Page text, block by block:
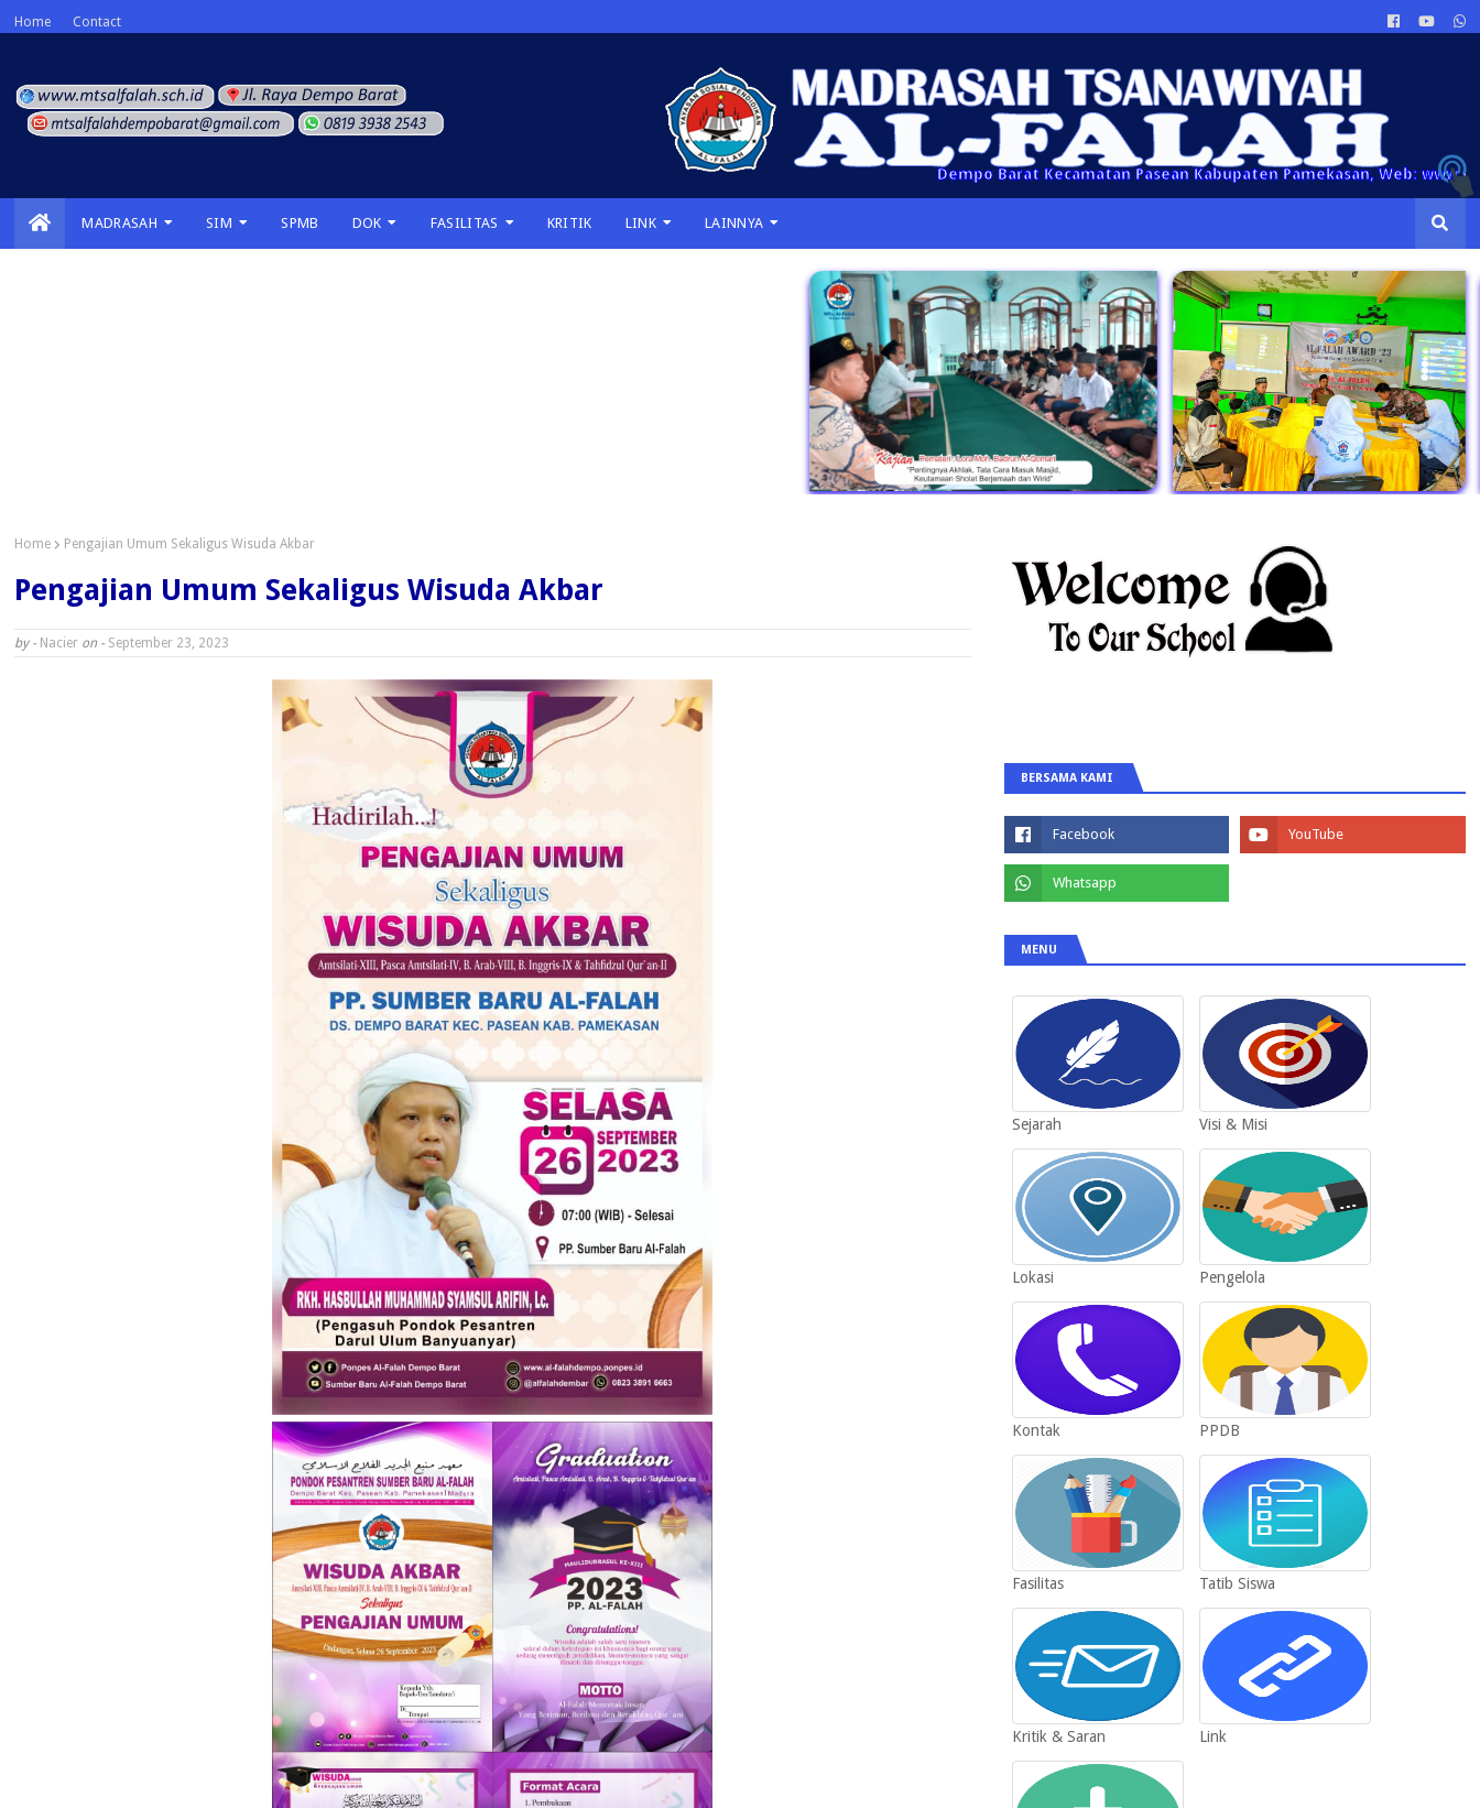
Home Contact
Dempo Barat Kecamatan Pasean Kabupaten Pamekasan, Web:
MADRASAH SIM SPMB DOK FASILITAS KRITIK LINK LAINNYA
Home Pengajian Umum Sekaligus Wisuda Akbar
Pengajian Umum Sekaligus Wisuda Akbar
by - Nacier on - September 23, 2023
BERSAMA KAMI
MENU
Sejarah Visi & Misi
Lokasi Pengelola
Kontak PPDB
Fasilitas Tatib Siswa
Kritik & Saran Link